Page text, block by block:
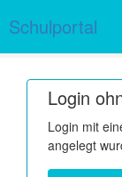
Schulportal
Login
Login mit
angelegt